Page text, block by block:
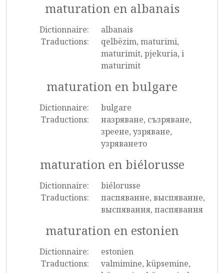
maturation en albanais
Dictionnaire:
albanais
Traductions:
qelbëzim, maturimi,
maturimit, pjekuria, i
maturimit
maturation en bulgare
Dictionnaire:
bulgare
Traductions:
назряване, съзряване,
зреене, узряване,
узряването
maturation en biélorusse
Dictionnaire:
biélorusse
Traductions:
паспяванне, выспяванне,
выспявання, паспявання
maturation en estonien
Dictionnaire:
estonien
Traductions:
valmimine, küpsemine,